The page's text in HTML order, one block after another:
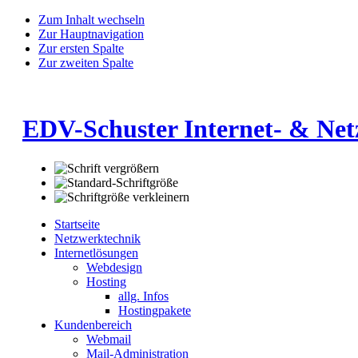
Zum Inhalt wechseln
Zur Hauptnavigation
Zur ersten Spalte
Zur zweiten Spalte
EDV-Schuster Internet- &
Startseite
Netzwerktechnik
Internetlösungen
Webdesign
Hosting
allg. Infos
Hostingpakete
Kundenbereich
Webmail
Mail-Administration